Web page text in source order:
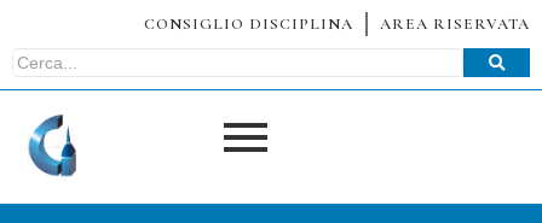
CONSIGLIO DISCIPLINA AREA RISERVATA